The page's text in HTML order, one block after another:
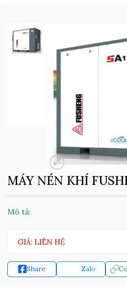
MÁY NÉN KHÍ
Mô tả:
GIÁ: LIÊN HỆ
Share Zalo